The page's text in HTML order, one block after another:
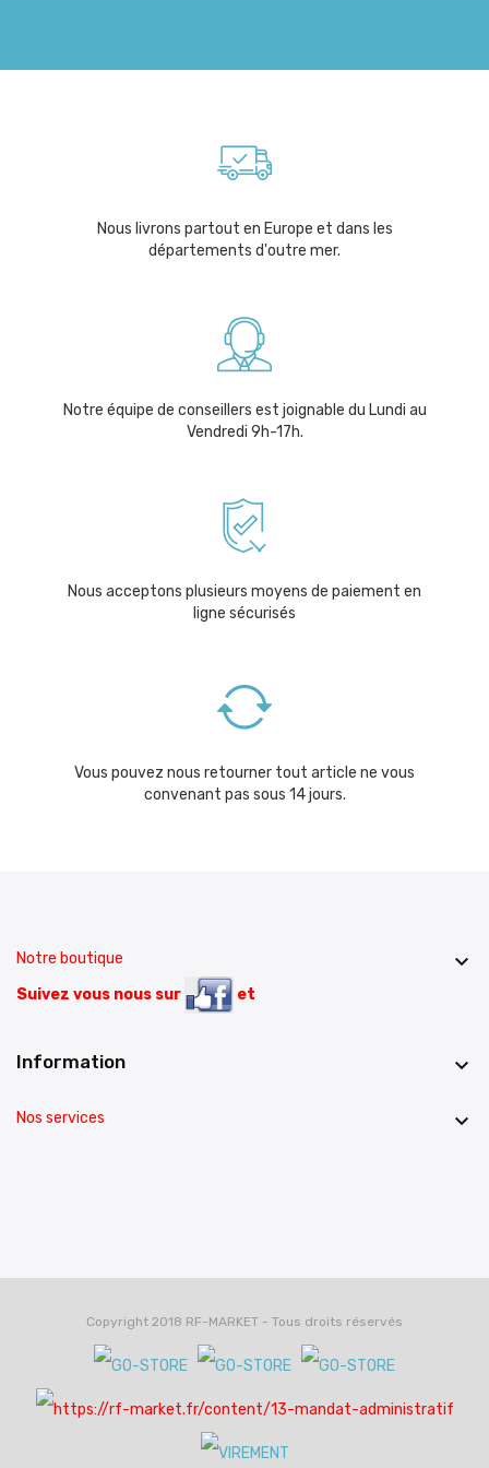
Nous livrons partout en Europe et dans les
départements d'outre mer.
Notre équipe de conseillers est joignable du Lundi au
Vendredi 9h-17h.
Nous acceptons plusieurs moyens de paiement en
ligne sécurisés
Vous pouvez nous retourner tout article ne vous
convenant pas sous 14 jours.
Notre boutique 
Suivez vous nous sur et
Information 
Nos services 
Copyright 2018 RF-MARKET - Tous droits réservés